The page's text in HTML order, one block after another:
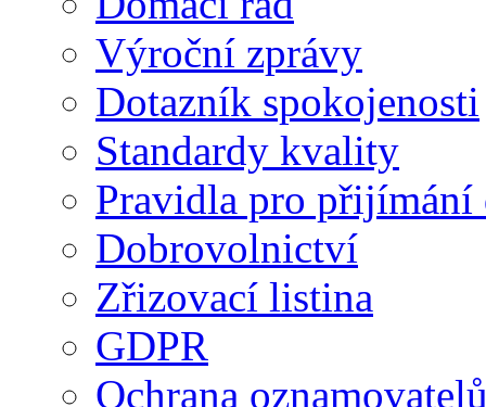
Výroční zprávy
Dotazník spokojenosti
Standardy kvality
Pravidla pro přijímání
Dobrovolnictví
Zřizovací listina
GDPR
Ochrana